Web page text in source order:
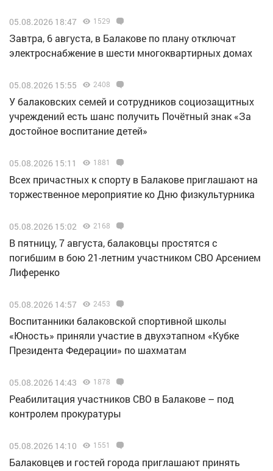
05.08.2026 18:47 1529
Завтра, 6 августа, в Балакове по плану отключат
электроснабжение в шести многоквартирных домах
05.08.2026 15:55 2408
У балаковских семей и сотрудников социозащитных
учреждений есть шанс получить Почётный знак «За
достойное воспитание детей»
05.08.2026 15:11 1881
Всех причастных к спорту в Балакове приглашают на
торжественное мероприятие ко Дню физкультурника
05.08.2026 15:02 2168
В пятницу, 7 августа, балаковцы простятся с
погибшим в бою 21-летним участником СВО Арсением
Лиференко
05.08.2026 14:57 2453
Воспитанники балаковской спортивной школы
«Юность» приняли участие в двухэтапном «Кубке
Президента Федерации» по шахматам
05.08.2026 14:43 1878
Реабилитация участников СВО в Балакове – под
контролем прокуратуры
05.08.2026 14:10 1551
Балаковцев и гостей города приглашают принять